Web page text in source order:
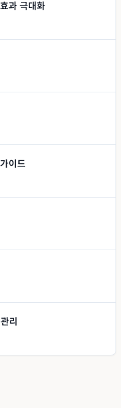
과 극대화
이드
리